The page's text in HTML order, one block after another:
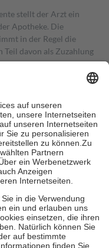
stellt der Arzt ein
Apotheke. Die
in der Regel die
davon als Zuzahlung
in Höhe von zehn
als die tatsächlichen
Online-Apotheken.
beträgt die
zehn Euro je
eigene Gesundheit zu
zu unterstützen,
18. Lebensjahr
die von der